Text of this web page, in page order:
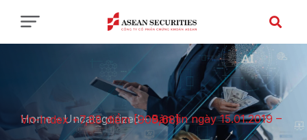
Home-Uncategorized-
Bản tin ngày 15.01.2019 – Vn-Index +7,88 điểm [909,68]